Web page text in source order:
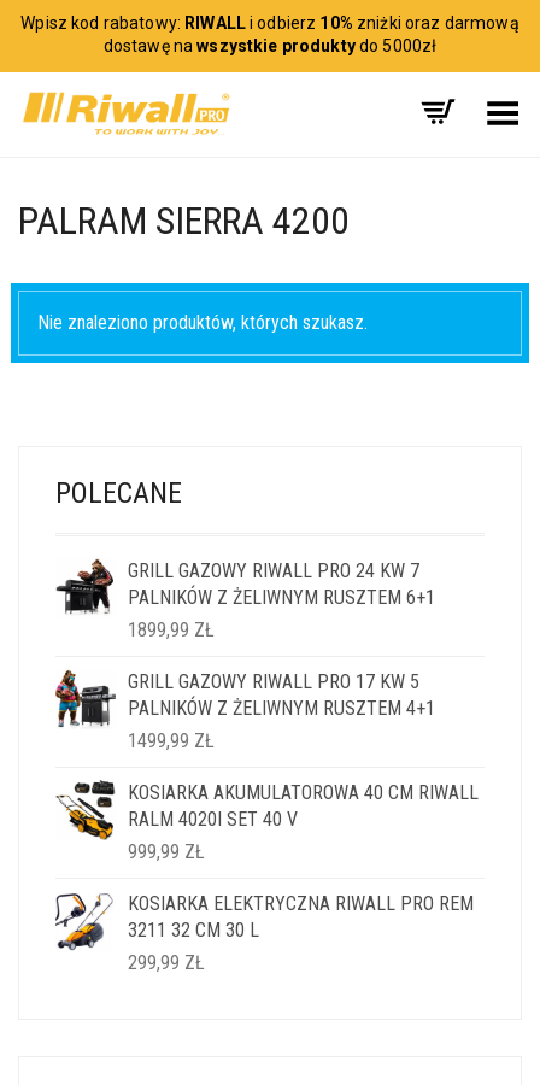
Wpisz kod rabatowy: RIWALLi odbierz 10% zniżki oraz darmową
dostawę nawszystkie produktydo 5000zł
Toggle Menu
PALRAM SIERRA 4200
Nie znaleziono produktów, których szukasz.
POLECANE
GRILL GAZOWY RIWALL PRO 24 KW 7
PALNIKÓW Z ŻELIWNYM RUSZTEM 6+1
1899,99 ZŁ
GRILL GAZOWY RIWALL PRO 17 KW 5
PALNIKÓW Z ŻELIWNYM RUSZTEM 4+1
1499,99 ZŁ
KOSIARKA AKUMULATOROWA 40 CM RIWALL
RALM 4020I SET 40 V
999,99 ZŁ
KOSIARKA ELEKTRYCZNA RIWALL PRO REM
3211 32 CM 30 L
299,99 ZŁ